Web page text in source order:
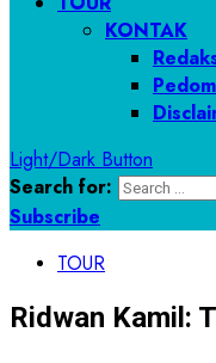
KONTAK
Light/Dark Button
Search for:
Subscribe
TOUR
Ridwan Kamil: